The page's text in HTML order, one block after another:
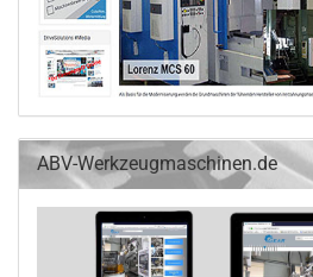
ABV-Werkzeugmaschinen.de